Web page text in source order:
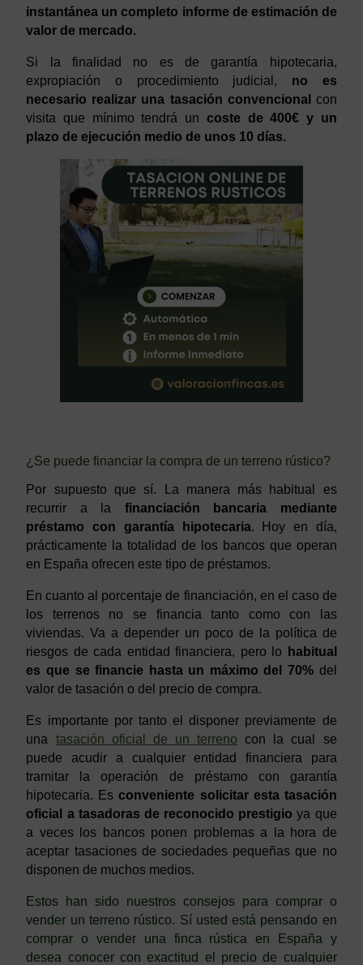
instantánea un completo informe de estimación de
valor de mercado.
Si la finalidad no es de garantía hipotecaria,
expropiación o procedimiento judicial, no es
necesario realizar una tasación convencional
con
visita que mínimo tendrá un coste de 400€ y un
plazo de ejecución medio de unos 10 días.
¿Se puede financiar la compra de un terreno rústico?
Por supuesto que sí. La manera más habitual es
recurrir a la financiación bancaria mediante
préstamo con garantía hipotecaria. Hoy en día,
prácticamente la totalidad de los bancos que operan
en España ofrecen este tipo de préstamos.
En cuanto al porcentaje de financiación, en el caso de
los terrenos no se financia tanto como con las
viviendas. Va a depender un poco de la política de
riesgos de cada entidad financiera, pero lo
habitual
es que se financie hasta un máximo del 70% del
valor de tasación o del precio de compra.
Es importante por tanto el disponer previamente de
una tasación oficial de un terreno
con la cual se
puede acudir a cualquier entidad financiera para
tramitar la operación de préstamo con garantía
hipotecaria. Esconveniente solicitar esta tasación
oficial a tasadoras de reconocido prestigio ya que
a veces los bancos ponen problemas a la hora de
aceptar tasaciones de sociedades pequeñas que no
disponen de muchos medios.
Estos han sido nuestros consejos para comprar o
vender un terreno rústico. Sí usted está pensando en
comprar o vender una finca rústica en España y
desea conocer con exactitud el precio de cualquier